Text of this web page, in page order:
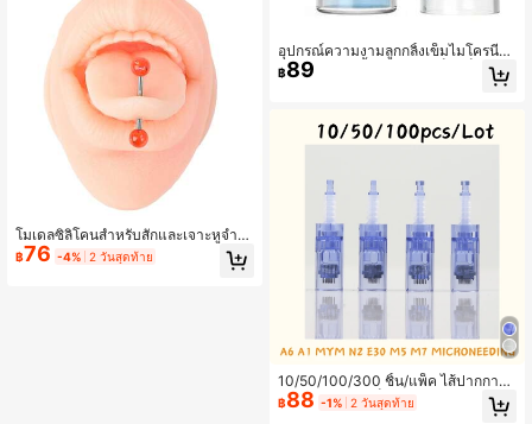
โมเดลซิลิโคนสำหรับสักและเจาะหูจำล
อง อวัยวะร่างกายมนุษย์สำหรับฝึกเจาะ
และแสดงเครื่องประดับเจาะ โมเดลซิลิโ
฿76 -4% 2 วันสุดท้าย
อุปกรณ์ความงามลูกกลิ้งเข็มไมโครนีดเ
ดิลสำหรับฉีดน้ำใสผิว 20 เข็ม เข็มไทเท
เนียมสีทอง อุปกรณ์ฉีดน้ำใสผิวพร้อมขว
ลิ้งความงามสำหรับทาเอสเซนส์
฿89
10/50/100/300 ชิ้น/แพ็ค ไส้ปากกาไม
โครนีดเดิล, หัวเข็มไมโครนีดเดิล 36 น
าโน 12 ชิ้น, ใช้ได้กับปากกา Cartridge
฿88 -1% 2 วันสุดท้าย